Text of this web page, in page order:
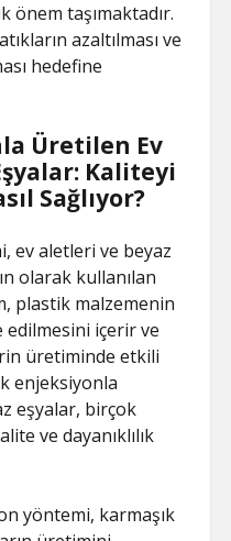
önem taşımaktadır.
azaltılması ve
hedefine
Üretilen Ev
Kaliteyi
Sağlıyor?
ev aletleri ve beyaz
olarak kullanılan
plastik malzemenin
içerir ve
üretiminde etkili
enjeksiyonla
eşyalar, birçok
ve dayanıklılık
yöntemi, karmaşık